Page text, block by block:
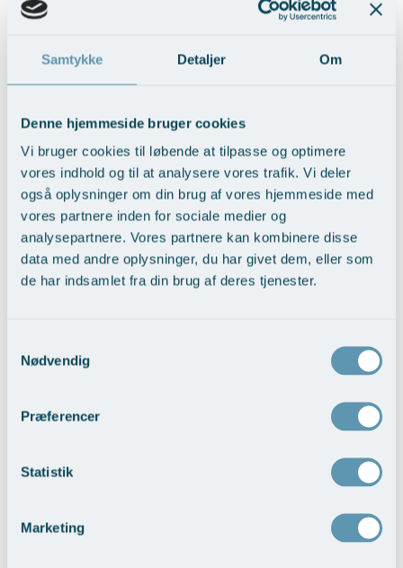
Samtykke Detaljer Om
Denne hjemmeside bruger cookies
Vi bruger cookies til løbende at tilpasse og optimere
vores indhold og til at analysere vores trafik. Vi deler
også oplysninger om din brug af vores hjemmeside med
vores partnere inden for sociale medier og
analysepartnere. Vores partnere kan kombinere disse
data med andre oplysninger, du har givet dem, eller som
de har indsamlet fra din brug af deres tjenester.
Nødvendig
Præferencer
Statistik
Marketing
Løft af balder og lår – Tangaløft
Vis behandlingseksempler>
fedttransplantation